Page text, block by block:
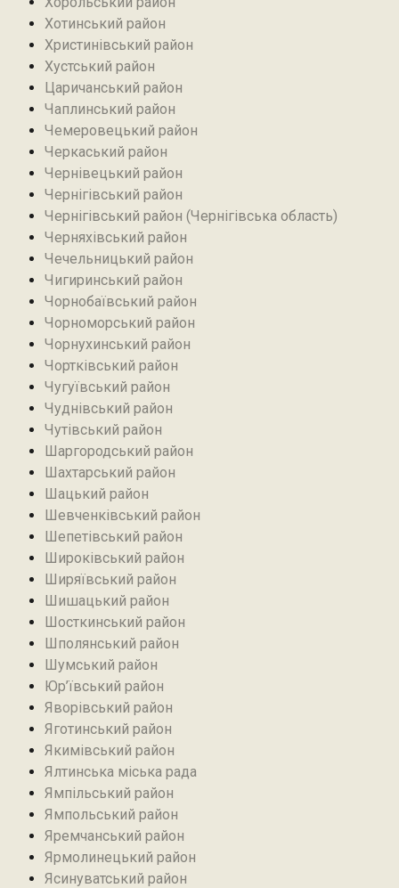
Хотинський район‎
Христинівський район
Хустський район
Царичанський район
Чаплинський район
Чемеровецький район
Черкаський район
Чернівецький район
Чернігівський район
Чернігівський район (Чернігівська область)
Черняхівський район‎
Чечельницький район
Чигиринський район
Чорнобаївський район
Чорноморський район
Чорнухинський район‎
Чортківський район
Чугуївський район
Чуднівський район
Чутівський район
Шаргородський район
Шахтарський район‎
Шацький район
Шевченківський район
Шепетівський район
Широківський район
Ширяївський район
Шишацький район
Шосткинський район
Шполянський район
Шумський район
Юр’ївський район
Яворівський район
Яготинський район
Якимівський район
Ялтинська міська рада
Ямпільський район
Ямпольський район
Яремчанський район
Ярмолинецький район
Ясинуватський район